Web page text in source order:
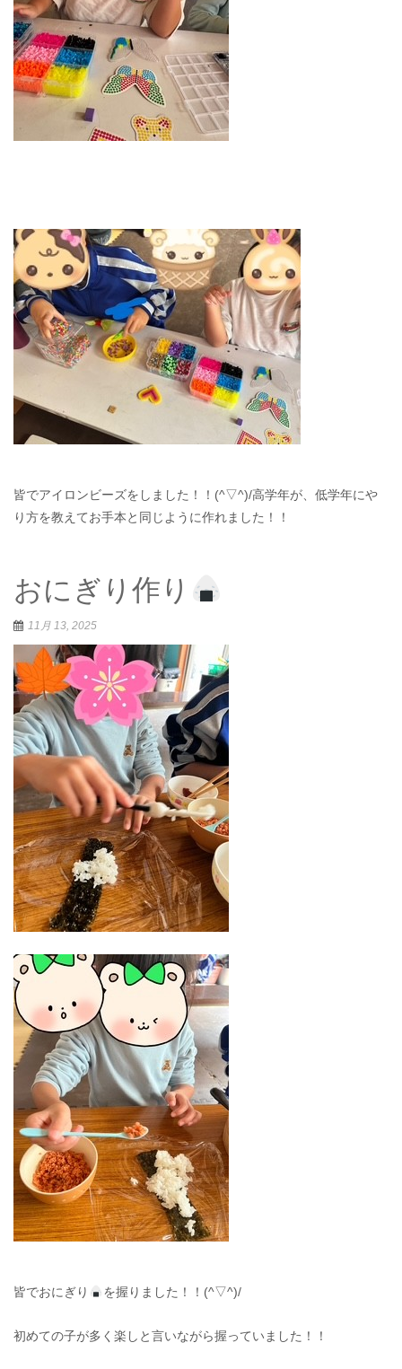
皆でアイロンビーズをしました！！(^▽^)/高学年が、低学年にや
り方を教えてお手本と同じように作れました！！
おにぎり作り
11月 13, 2025
皆でおにぎり を握りました！！(^▽^)/
初めての子が多く楽しと言いながら握っていました！！